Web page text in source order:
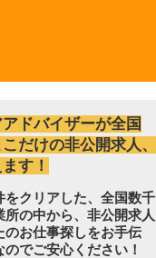
ドバイザーが全国
だけの非公開求人、
す！
をクリアした、全国数千
所の中から、非公開求人
のお仕事探しをお手伝
のでご安心ください！